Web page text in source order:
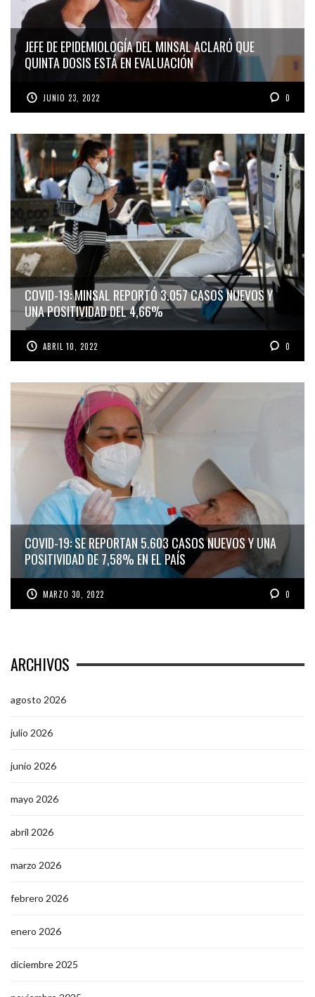
JEFE DE EPIDEMIOLOGÍA DEL MINSAL ACLARÓ QUE
QUINTA DOSIS ESTÁ EN EVALUACIÓN
JUNIO 23, 2022 0
COVID-19: MINSAL REPORTÓ 3.057 CASOS NUEVOS Y
UNA POSITIVIDAD DEL 4,66%
ABRIL 10, 2022 0
COVID-19: SE REPORTAN 5.603 CASOS NUEVOS Y UNA
POSITIVIDAD DE 7,58% EN EL PAÍS
MARZO 30, 2022 0
ARCHIVOS
agosto 2026
julio 2026
junio 2026
mayo 2026
abril 2026
marzo 2026
febrero 2026
enero 2026
diciembre 2025